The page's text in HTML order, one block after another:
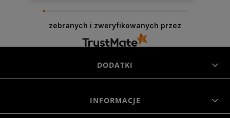
ostatnie nasze spotkanie :)
zebranych i zweryfikowanych przez
DODATKI
INFORMACJE